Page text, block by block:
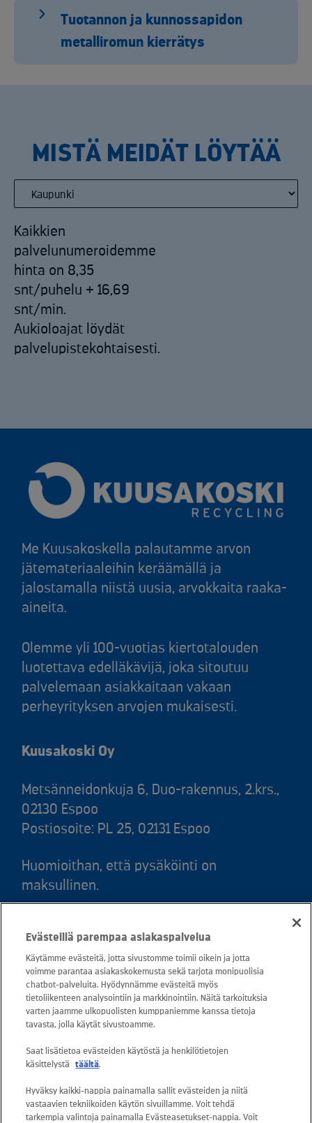
Tuotannon ja kunnossapidon
metalliromun kierrätys
MISTÄ MEIDÄT LÖYTÄÄ
Kaikkien
palvelunumeroidemme
hinta on 8,35
snt/puhelu + 16,69
snt/min.
Aukioloajat löydät
palvelupistekohtaisesti.
Me Kuusakoskella palautamme arvon
jätemateriaaleihin keräämällä ja
jalostamalla niistä uusia, arvokkaita raaka-
aineita.
Olemme yli 100-vuotias kiertotalouden
luotettava edelläkävijä, joka sitoutuu
palvelemaan asiakkaitaan vakaan
perheyrityksen arvojen mukaisesti.
Kuusakoski Oy
Metsänneidonkuja 6, Duo-rakennus, 2.krs.,
02130 Espoo
Postiosoite: PL 25, 02131 Espoo
Huomioithan, että pysäköinti on
maksullinen.
snt/puhelu + 16,69 snt/min)
Asiakaspalvelu: 0800 30880
avoinna arkisin ma - pe klo 8-16
sähköposti:
etunimi.sukunimi@kuusakoski.com, ellei
yhteystiedoissa toisin mainita.
Evästeillä parempaa asiakaspalvelua
Käytämme evästeitä, jotta sivustomme toimii oikein ja jotta
voimme parantaa asiakaskokemusta sekä tarjota monipuolisia
chatbot-palveluita. Hyödynnämme evästeitä myös
tietoliikenteen analysointiin ja markkinointiin. Näitä tarkoituksia
varten jaamme ulkopuolisten kumppaniemme kanssa tietoja
tavasta, jolla käytät sivustoamme.
Saat lisätietoa evästeiden käytöstä ja henkilötietojen
käsittelystä
täältä.
Hyväksy kaikki-nappia painamalla sallit evästeiden ja niitä
vastaavien tekniikoiden käytön sivuillamme. Voit tehdä
tarkempia valintoja painamalla Evästeasetukset-nappia. Voit